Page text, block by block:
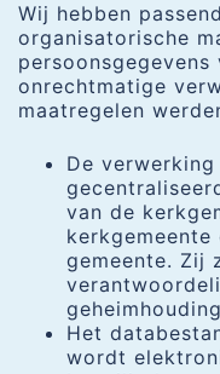
Wij hebben
organisatorische
onrechtmatige
maatregelen
De
van de
gemeente. Zij
Het
wordt